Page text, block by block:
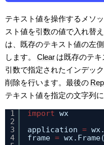
テキスト値を操作するメソ
スト値を引数の値で入れ替え
は、既存のテキスト値の左
します。
Clear は既存のテキ
引数で指定されたインデッ
削除を行います。最後の
テキスト値を指定の文字列
1
2
3
4
import wx
application =
frame = wx.Frame(